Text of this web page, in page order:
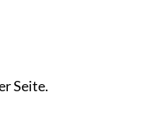
Seite.